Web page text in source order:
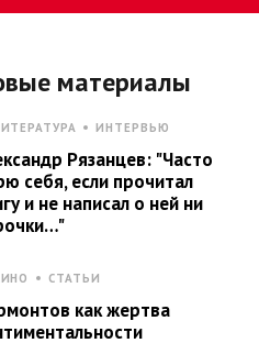
материалы
ИНТЕРВЬЮ
Рязанцев: "Часто
себя, если прочитал
и не написал о ней ни
СТАТЬИ
как жертва